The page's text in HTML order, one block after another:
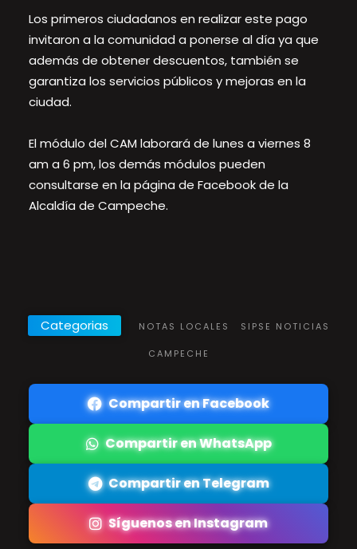
Los primeros ciudadanos en realizar este pago
invitaron a la comunidad a ponerse al día ya que
además de obtener descuentos, también se
garantiza los servicios públicos y mejoras en la
ciudad.
El módulo del CAM laborará de lunes a viernes 8
am a 6 pm, los demás módulos pueden
consultarse en la página de Facebook de la
Alcaldía de Campeche.
Categorias NOTAS LOCALES SIPSE NOTICIAS
CAMPECHE
Compartir en Facebook
Compartir en WhatsApp
Compartir en Telegram
Síguenos en Instagram